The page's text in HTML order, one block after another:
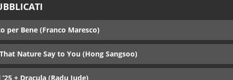
per Bene (Franco Maresco)
Nature Say to You (Hong Sangsoo)
+ Dracula (Radu Jude)